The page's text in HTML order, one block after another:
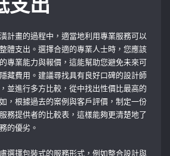
支出
計畫的過程中，適當地利用專業服務可以
體支出。選擇合適的專業人士時，您應該
專業能力與報價，這能幫助您避免未來可
藏費用。建議尋找具有良好口碑的設計師
並進行多方比較，從中找出性價比最高的
，根據過去的案例與客戶評價，制定一份
務提供者的比較表，這樣能夠更清楚地了
的優劣。
選擇包裝式的服務形式，例如整合設計與